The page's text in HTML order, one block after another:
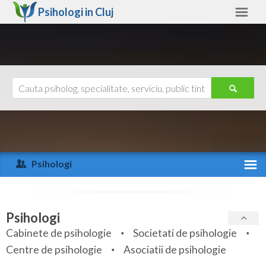
Psihologi in Cluj
Arad
Arges
Bihor
Bistrita-Nasaud
Ajutor
Psihologi
Specialitati
Servicii
Psihologi
Cabinete de psihologie
Societati de psihologie
Centre de psihologie
Asociatii de psihologie